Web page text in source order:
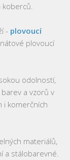
- plovoucí
plovoucí
odolností,
barev a vzorů v
i komerčních
materiálů,
a stálobarevné.